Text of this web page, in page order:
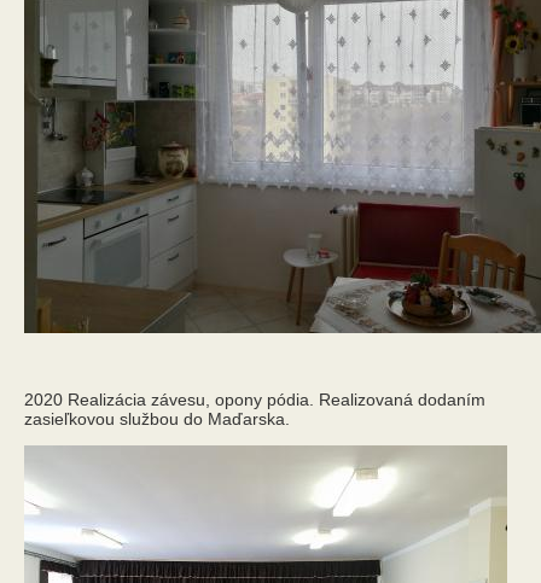
2020 Realizácia závesu, opony pódia. Realizovaná dodaním
zasieľkovou službou do Maďarska.